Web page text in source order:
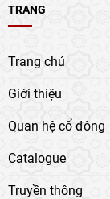
TRANG
Trang chủ
Giới thiệu
Quan hệ cổ đông
Catalogue
Truyền thông